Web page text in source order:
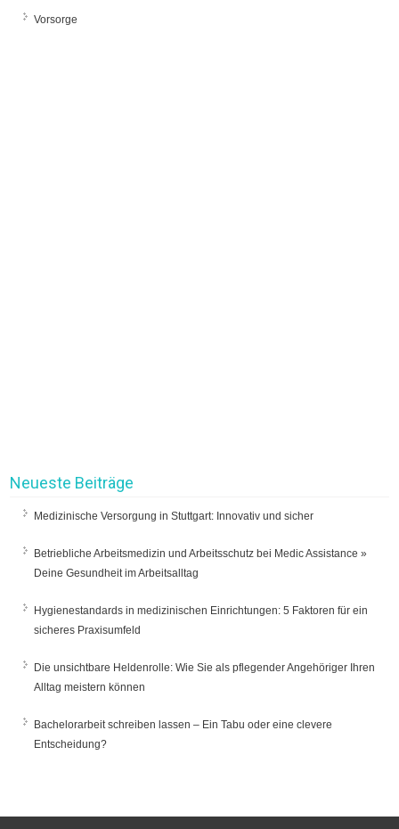
Vorsorge
Neueste Beiträge
Medizinische Versorgung in Stuttgart: Innovativ und sicher
Betriebliche Arbeitsmedizin und Arbeitsschutz bei Medic Assistance »
Deine Gesundheit im Arbeitsalltag
Hygienestandards in medizinischen Einrichtungen: 5 Faktoren für ein
sicheres Praxisumfeld
Die unsichtbare Heldenrolle: Wie Sie als pflegender Angehöriger Ihren
Alltag meistern können
Bachelorarbeit schreiben lassen – Ein Tabu oder eine clevere
Entscheidung?